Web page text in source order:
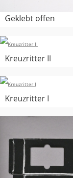
Geklebt offen
Kreuzritter II
Kreuzritter I